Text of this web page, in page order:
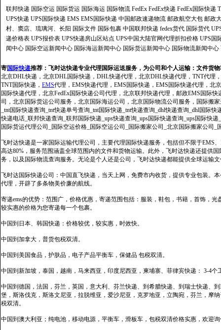
联邦快递 国际空运 国际货运 国际海运 国际物流 FedEx FedEx快递 FedEx国际快递
UPS快递 UPS国际快递 EMS EMS国际快递 中国邮政速递物流 邮政航空大包 邮政
村、窦店、琉璃河、长阳 国际文件 国际包裹 中国联邦快递 fedex货代 国际货代
递价格表 UPS报价表 UPS快递房山区站点 UPS中国大陆官网代理折扣价格 UPS国
闻中心 国际空运新闻中心 国际海运新闻中心 国际货运新闻中心 国际物流新闻中心
寄国际快递推荐： 飞时达快递专业代理国际运送服务，为公司和个人运输：文件货
北京DHL快递，北京DHL国际快递，DHL快递代理，北京DHL快递代理，TNT代理
TNT国际快递， EMS代理，EMS快递代理，EMS国际快递，EMS国际快递代理，北
国际快递代理，北京FedEx国际快递公司代理，北京联邦快递代理，邮政EMS国际
司，北京国际货运公司服务，北京国际海运公司，北京国际物流公司服务，国际搬
_tnt国际快递查询_tnt快递单号查询_tnt国际快递_tnt快递查询_dhl快递查询_dhl国际
快递电话_联邦快递查询_联邦国际快递_ups快递查询_ups国际快递查询_ups国际快
国际货运代理公司_国际空运价格_国际空运公司_国际搬家公司_北京国际搬家公司_
飞时达快递是一家国际运输代理公司，主要代理国际快递服务，包括但不限于EMS
高达80%，服务范围涵盖全球范围内的文件和货物运输。此外，飞时达快递还提供
务，以及国际物流查询服务。无论是个人还是公司，飞时达快递都能提供全球运输
飞时达国际快递公司：中国直飞快递，当天上网，免费市内收货，提供专业包装。
代理，开辟了多条物美价廉的航线。
寄递ems的优势：范围广，价格优惠，寄递范围包括：服装，鞋包，书籍，首饰，
较实惠的价格为您寄递每一个包裹。
中国到日本、韩国快递：价格较优，较实惠，时效快。
中国到加拿大，普货包税双清。
中国到美国食品，护肤品，电子产品平衡车，保健品 包税双清。
中国到新加坡，泰国，越南，马来西亚，印度尼西亚，柬埔寨、菲律宾快递： 3-4个
中国到德国，法国，芬兰，英国，意大利、芬兰快递、到希腊快递、到瑞士快递、
堡，斯洛伐克，斯洛文尼亚，拉脱维亚，爱沙尼亚，克罗地亚，立陶宛，芬兰，摩
税双清。
中国到澳大利亚；纯电池，移动电源，平衡车，滑板车，包税双清价格实惠，欢迎